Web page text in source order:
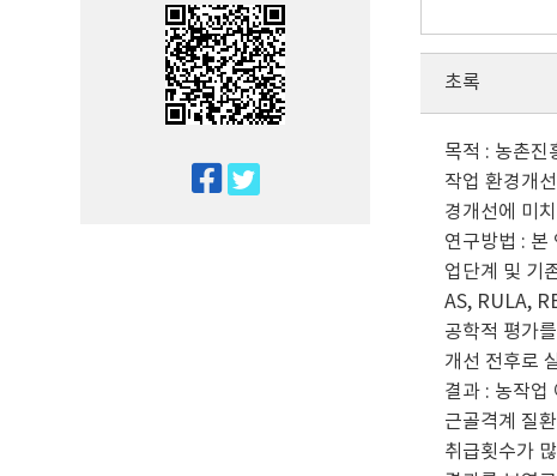
초록
목적 : 농촌진
작업 환경개
경개선에 미
연구방법 :
업단계 및 기
AS, RULA,
공학적 평가
개선 전후로
결과 : 농작업
근골격계 질
취급횟수가